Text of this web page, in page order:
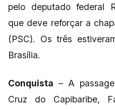
pelo deputado federal
que deve reforçar a
(PSC). Os três
Brasília.
Conquista – A
Cruz do Capibaribe,